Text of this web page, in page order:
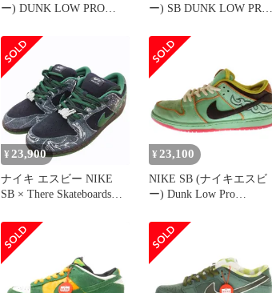
ー) DUNK LOW PRO
300 ダンク トルマリン ロ
ーカットスニーカー
US9.5/27.5cm グリーン
ー) SB DUNK LOW PRO
ットスニーカー グリーン
US10.5 BQ6817-303
¥ 23,900
ナイキ エスビー NIKE
SB × There Skateboards
and Gorge Green コラボ
スニーカー シューズ
HF7743-001 緑 US11
¥ 23,100
NIKE SB (ナイキエスビ
ー) Dunk Low Pro
ンクロープロ ローカット
スニーカー トルマリン
グリーン US8.5/26.5cm